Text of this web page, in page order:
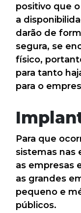
positivo que
a
darão de
segura, se
físico,
para tanto
para o
Para que
sistemas nas
as empresas
as grandes
pequeno e
públicos.